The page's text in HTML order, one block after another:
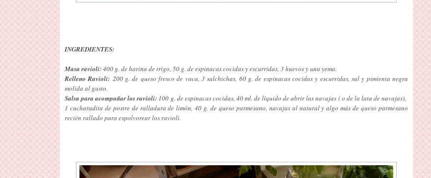
INGREDIENTES:
Masa ravioli:400 g. de harina de trigo, 50 g. de espinacas cocidas y escurridas, 3 huevos y una yema.
Relleno Ravioli: 200 g. de queso fresco de vaca, 3 salchichas, 60 g. de espinacas cocidas y escurridas, sal y pimienta negra
molida al gusto.
Salsa para acompañar los ravioli: 100 g. de espinacas cocidas, 40 ml. de líquido de abrir las navajas ( o de la lata de navajas),
1 cucharadita de postre de ralladura de limón, 40 g. de queso parmesano, navajas al natural y algo más de queso parmesano
recién rallado para espolvorear los ravioli.